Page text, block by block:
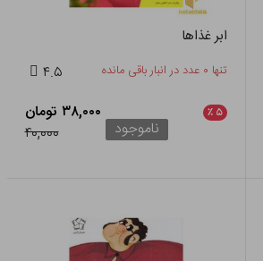
ابر غذاها
تنها ۰ عدد در انبار باقی مانده ۴.۵
۵ ٪
۳۸,۰۰۰ تومان
۴۰,۰۰۰
ناموجود